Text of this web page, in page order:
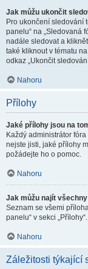
Jak můžu ukončit
Pro ukončení sledování
panelu“ na „Sledovaná
nadále sledovat a
také kliknout v tématu
odkaz „Ukončit
Nahoru
Přílohy
Jaké přílohy jsou na
Každý administrátor
nejste jisti, jaké přílohy
požádejte ho o pomoc.
Nahoru
Jak můžu najít
Seznam se všemi
panelu“ v sekci „Přílohy“.
Nahoru
Záležitosti týkající